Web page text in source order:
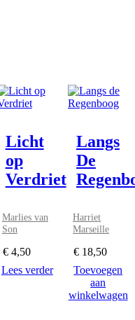
Licht
op
Verdriet
Marlies van
Son
€4,50
Lees verder
Langs
De
Harriet
Marseille
€18,50
Toevoegen
aan
winkelwagen